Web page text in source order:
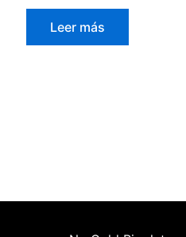
Leer más